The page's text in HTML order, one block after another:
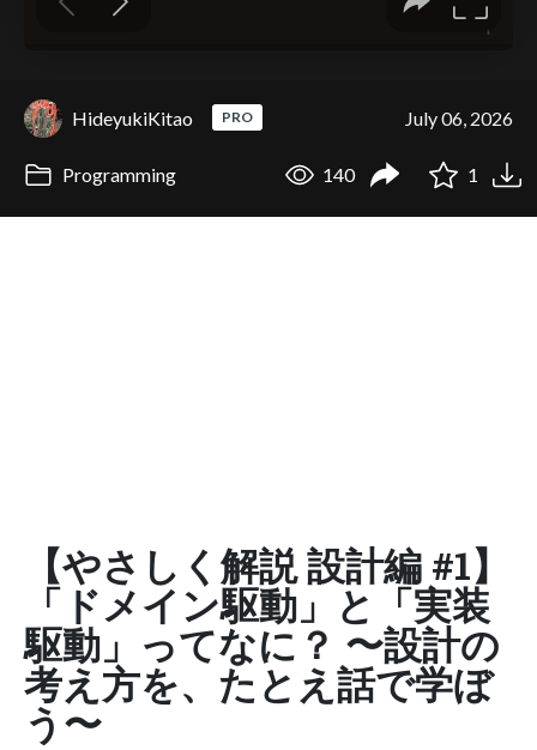
HideyukiKitao PRO July 06, 2026
Programming 140 1
【やさしく解説 設計編 #1】
「ドメイン駆動」と「実装
駆動」ってなに？ 〜設計の
考え方を、たとえ話で学ぼ
う〜